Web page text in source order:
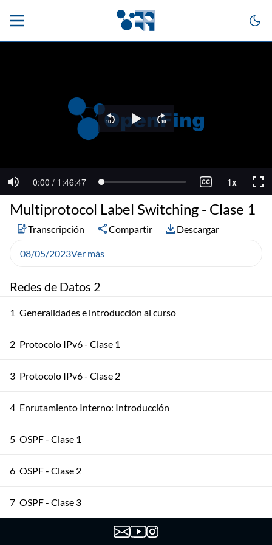
Redes de Datos 2
1 Generalidades e introducción al curso
2 Protocolo IPv6 - Clase 1
3 Protocolo IPv6 - Clase 2
4 Enrutamiento Interno: Introducción
5 OSPF - Clase 1
6 OSPF - Clase 2
7 OSPF - Clase 3
Border Gateway Protocol - Clase 1
Multiprotocol Label Switching - Clase 1
Transcripción Compartir Descargar
08/05/2023Ver más